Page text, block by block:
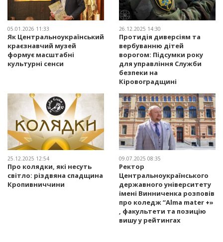
05.01.2026 11:33
Як Центральноукраїнський
краєзнавчий музей
формує масштабні
культурні сенси
26.12.2025 14:30
Протидія диверсіям та
вербуванню дітей
ворогом: Підсумки року
для управління Служби
безпеки на
Кіровоградщині
25.12.2025 12:54
Про колядки, які несуть
світло: різдвяна спадщина
Кропивниччини
09.07.2025 08:35
Ректор
Центральноукраїнського
державного університету
імені Винниченка розповів
про коледж “Alma mater +»
, факультети та позицію
вишу у рейтингах